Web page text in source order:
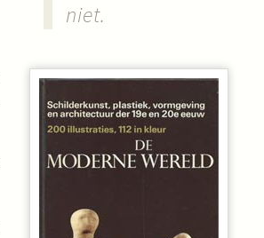
niet.